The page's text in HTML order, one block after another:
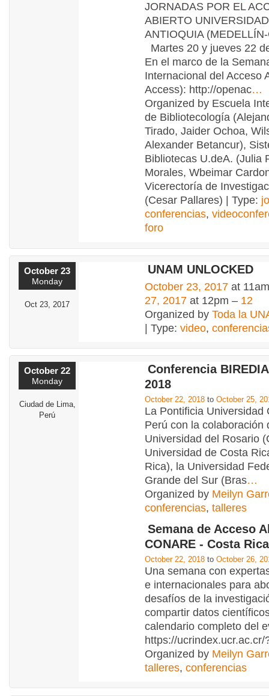
JORNADAS POR EL
ABIERTO
ANTIOQUIA
Martes 20 y jueves 22
En el marco de la
Internacional del Acceso
Access): http://openac…
Organized by Escuela
de Bibliotecología
Tirado, Jaider Ochoa,
Alexander Betancur),
Bibliotecas U.deA. (Julia
Morales, Wbeimar
Vicerectoría de
(Cesar Pallares) | Type:
conferencias,
foro
October 23
Monday
Oct 23, 2017
UNAM UNLOCKED
October 23, 2017 at
27, 2017 at 12pm – 12
Organized by Toda la
| Type: video,
October 22
Monday
Ciudad de Lima,
Perú
Conferencia
2018
October 22, 2018 to October 25,
La Pontificia Universidad
Perú con la colaboración
Universidad del Rosario
Universidad de Costa
Rica), la Universidad
Grande del Sur (Bras…
Organized by Meilyn
conferencias, talleres
Semana de Acceso
CONARE - Costa Rica
October 22, 2018 to October 26,
Una semana con
e internacionales para
desafíos de la
compartir datos
calendario completo del
https://ucrindex.ucr.ac.cr/
Organized by Meilyn
talleres, conferencias